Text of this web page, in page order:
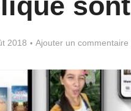
2018 Ajouter un commentaire